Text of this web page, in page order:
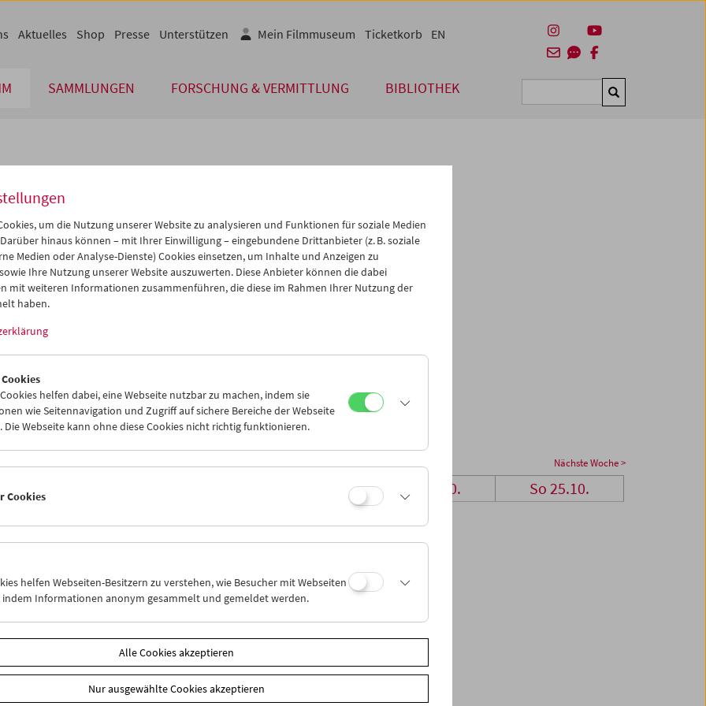
SAMMLUNGEN FORSCHUNG & VERMITTLUNG BIBLIOTHEK Suchen
Aktuelles Shop Presse Unterstützen Mein Filmmuseum Ticketkorb EN
Okt 2015 >>
Mi Do Fr Sa So
30 01 02 03
04
07 08 09 10
11
14 15
21 22
04
iCalender
Programmheft-PDF
English language or subtitles
Nächste Woche >
Mi 21.10. Sa 24.10. So 25.10.
um die Nutzung unserer Website zu analysieren und Funktionen für soziale Medien
hinaus können – mit Ihrer Einwilligung – eingebundene Drittanbieter (z. B. soziale
Medien oder Analyse-Dienste) Cookies einsetzen, um Inhalte und Anzeigen zu
Ihre Nutzung unserer Website auszuwerten. Diese Anbieter können die dabei
mit weiteren Informationen zusammenführen, die diese im Rahmen Ihrer Nutzung der
haben.
helfen dabei, eine Webseite nutzbar zu machen, indem sie
wie Seitennavigation und Zugriff auf sichere Bereiche der Webseite
Die Webseite kann ohne diese Cookies nicht richtig funktionieren.
Cookies
helfen Webseiten-Besitzern zu verstehen, wie Besucher mit Webseiten
indem Informationen anonym gesammelt und gemeldet werden.
Alle Cookies akzeptieren
Nur ausgewählte Cookies akzeptieren